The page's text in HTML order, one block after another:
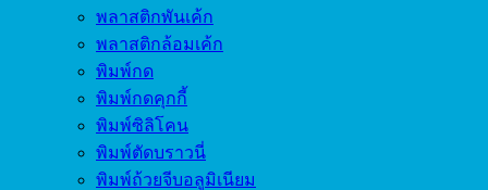
พลาสติกพันเค้ก
พลาสติกล้อมเค้ก
พิมพ์กด
พิมพ์กดคุกกี้
พิมพ์ซิลิโคน
พิมพ์ตัดบราวนี่
พิมพ์ถ้วยจีบอลูมิเนียม